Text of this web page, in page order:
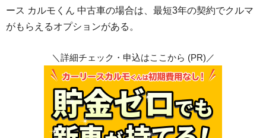
ース カルモくん 中古車の場合は、最短3年の契約でクルマ
がもらえるオプションがある。
＼詳細チェック・申込はここから (PR)／